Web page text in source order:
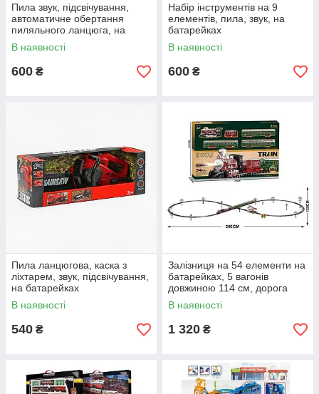
Пила звук, підсвічування,
автоматичне обертання
пиляльного ланцюга, на
батарейках
В наявності
600 ₴
Набір інструментів на 9
елементів, пила, звук, на
батарейках
В наявності
600 ₴
Пила ланцюгова, каска з
ліхтарем, звук, підсвічування,
на батарейках
В наявності
540 ₴
Залізниця на 54 елементи на
батарейках, 5 вагонів
довжиною 114 см, дорога
300х128 см, підсвічування,
звук-беззвучний режим
В наявності
1 320 ₴